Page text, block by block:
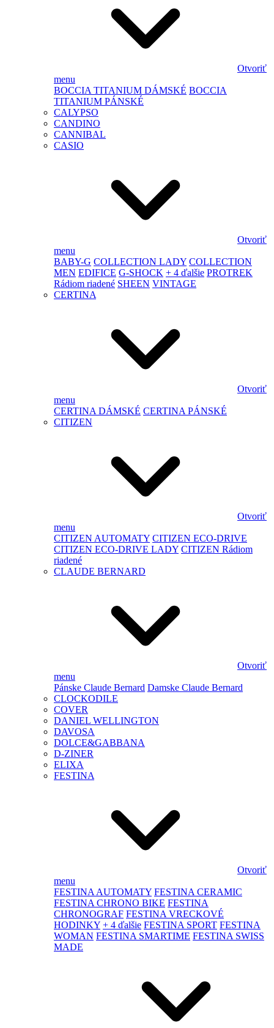
Otvoriť
menu
BOCCIA TITANIUM DÁMSKÉ BOCCIA
TITANIUM PÁNSKÉ
CALYPSO
CANDINO
CANNIBAL
CASIO
Otvoriť
menu
BABY-G COLLECTION LADY COLLECTION
MEN EDIFICE G-SHOCK + 4 ďalšie PROTREK
Rádiom riadené SHEEN VINTAGE
CERTINA
Otvoriť
menu
CERTINA DÁMSKÉ CERTINA PÁNSKÉ
CITIZEN
Otvoriť
menu
CITIZEN AUTOMATY CITIZEN ECO-DRIVE
CITIZEN ECO-DRIVE LADY CITIZEN Rádiom
riadené
CLAUDE BERNARD
Otvoriť
menu
Pánske Claude Bernard Damske Claude Bernard
CLOCKODILE
COVER
DANIEL WELLINGTON
DAVOSA
DOLCE&GABBANA
D-ZINER
ELIXA
FESTINA
Otvoriť
menu
FESTINA AUTOMATY FESTINA CERAMIC
FESTINA CHRONO BIKE FESTINA
CHRONOGRAF FESTINA VRECKOVÉ
HODINKY + 4 ďalšie FESTINA SPORT FESTINA
WOMAN FESTINA SMARTIME FESTINA SWISS
MADE